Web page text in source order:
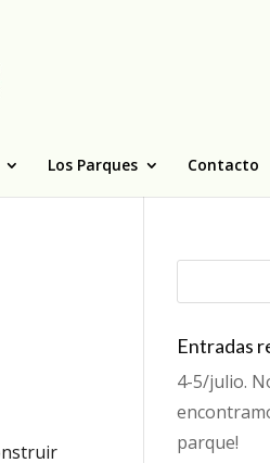
Los Parques Contacto
Entradas
4-5/julio.
parque!